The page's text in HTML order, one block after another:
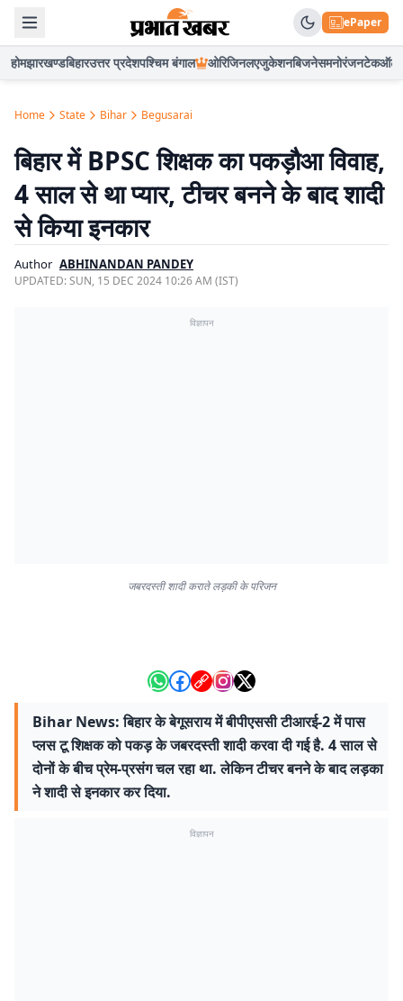
ePaper
होमझारखण्डबिहारउत्तर प्रदेशपश्चिम बंगाल ओरिजिनलएजुकेशनबिजनेसमनोरंजनटेकऑटो
Home State Bihar Begusarai
बिहार में BPSC शिक्षक का पकड़ौआ विवाह,
4 साल से था प्यार, टीचर बनने के बाद शादी
से किया इनकार
Author ABHINANDAN PANDEY
UPDATED:SUN, 15 DEC 2024 10:26 AM (IST)
विज्ञापन
जबरदस्ती शादी कराते लड़की के परिजन
Bihar News: बिहार के बेगूसराय में बीपीएससी टीआरई-2 में पास
प्लस टू शिक्षक को पकड़ के जबरदस्ती शादी करवा दी गई है. 4 साल से
दोनों के बीच प्रेम-प्रसंग चल रहा था. लेकिन टीचर बनने के बाद लड़का
ने शादी से इनकार कर दिया.
विज्ञापन